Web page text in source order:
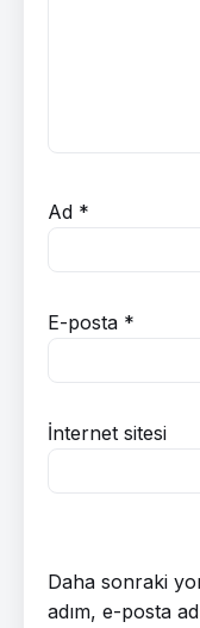
Ad *
E-posta *
İnternet sitesi
Daha sonraki
adım, e-posta